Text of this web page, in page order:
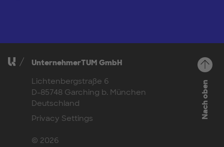
UnternehmerTUM GmbH
Lichtenbergstraße 6
D-85748 Garching b. München
Deutschland
Privacy Settings
© 2026
Nach oben